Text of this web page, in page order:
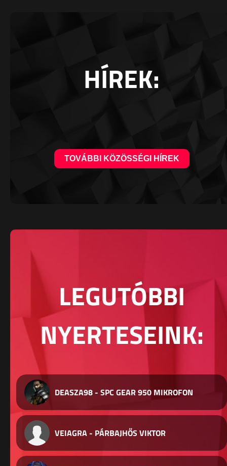
HÍREK:
TOVÁBBI KÖZÖSSÉGI HÍREK
LEGUTÓBBI
NYERTESEINK:
DEASZA98 - SPC GEAR 950 MIKROFON
VEIAGRA - PÁRBAJHŐS VIKTOR